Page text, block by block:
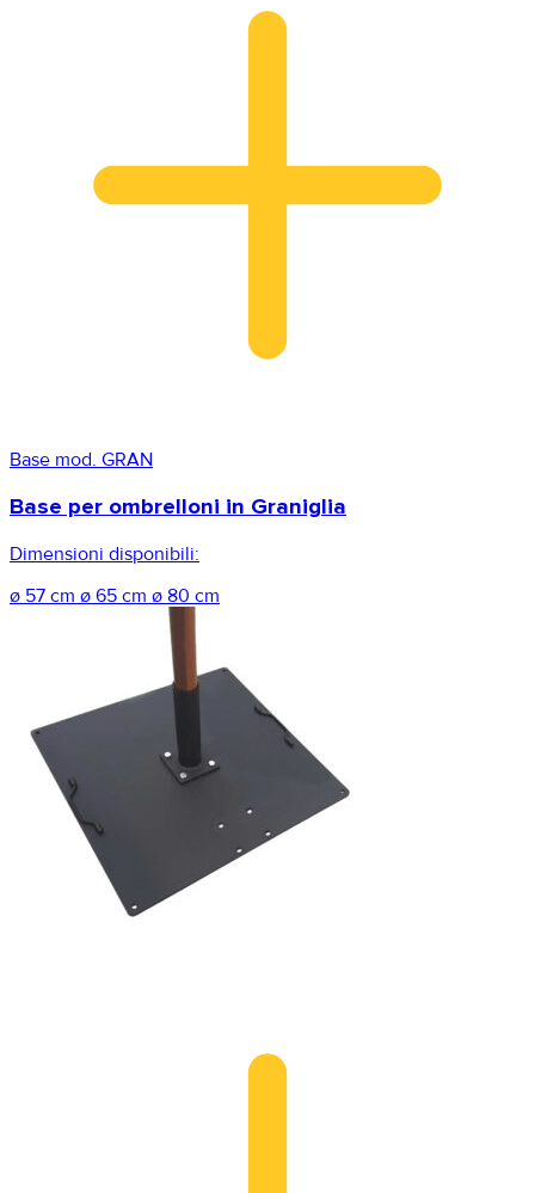
Base mod. GRAN
Base per ombrelloni in Graniglia
Dimensioni disponibili:
ø 57 cm ø 65 cm ø 80 cm